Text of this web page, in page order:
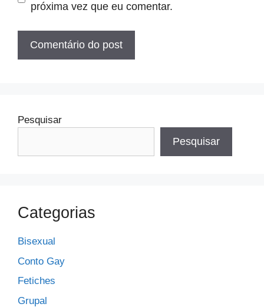
próxima vez que eu comentar.
Pesquisar
Pesquisar
Categorias
Bisexual
Conto Gay
Fetiches
Grupal